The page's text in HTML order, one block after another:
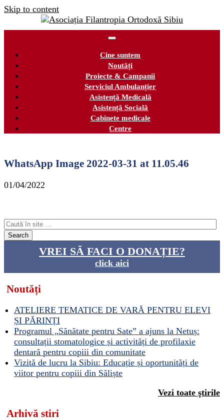
Skip to content
Cine suntem
Noutăți
Proiecte & Campanii
Serviciul Ambulanțier
Asistență Medicală
Asistență Socială
Cabinete medicale
Centre
WhatsApp Image 2022-03-31 at 11.05.46
01/04/2022
VREI SĂ FACI O DONAȚIE?
click aici
Noutăți
ATELIERE TEMATICE DE VARĂ PENTRU ELEVI
ȘI PĂRINȚI
Programul „Sănătate pentru Sate” a ajuns la Netuș:
consultații stomatologice și activități de profilaxie
dentară pentru copiii din comunitate
Vizită de lucru la Sibiu: Educație și oportunități de
viitor pentru copiii din Săliște
Vezi toate ştirile
Arhivă stiri